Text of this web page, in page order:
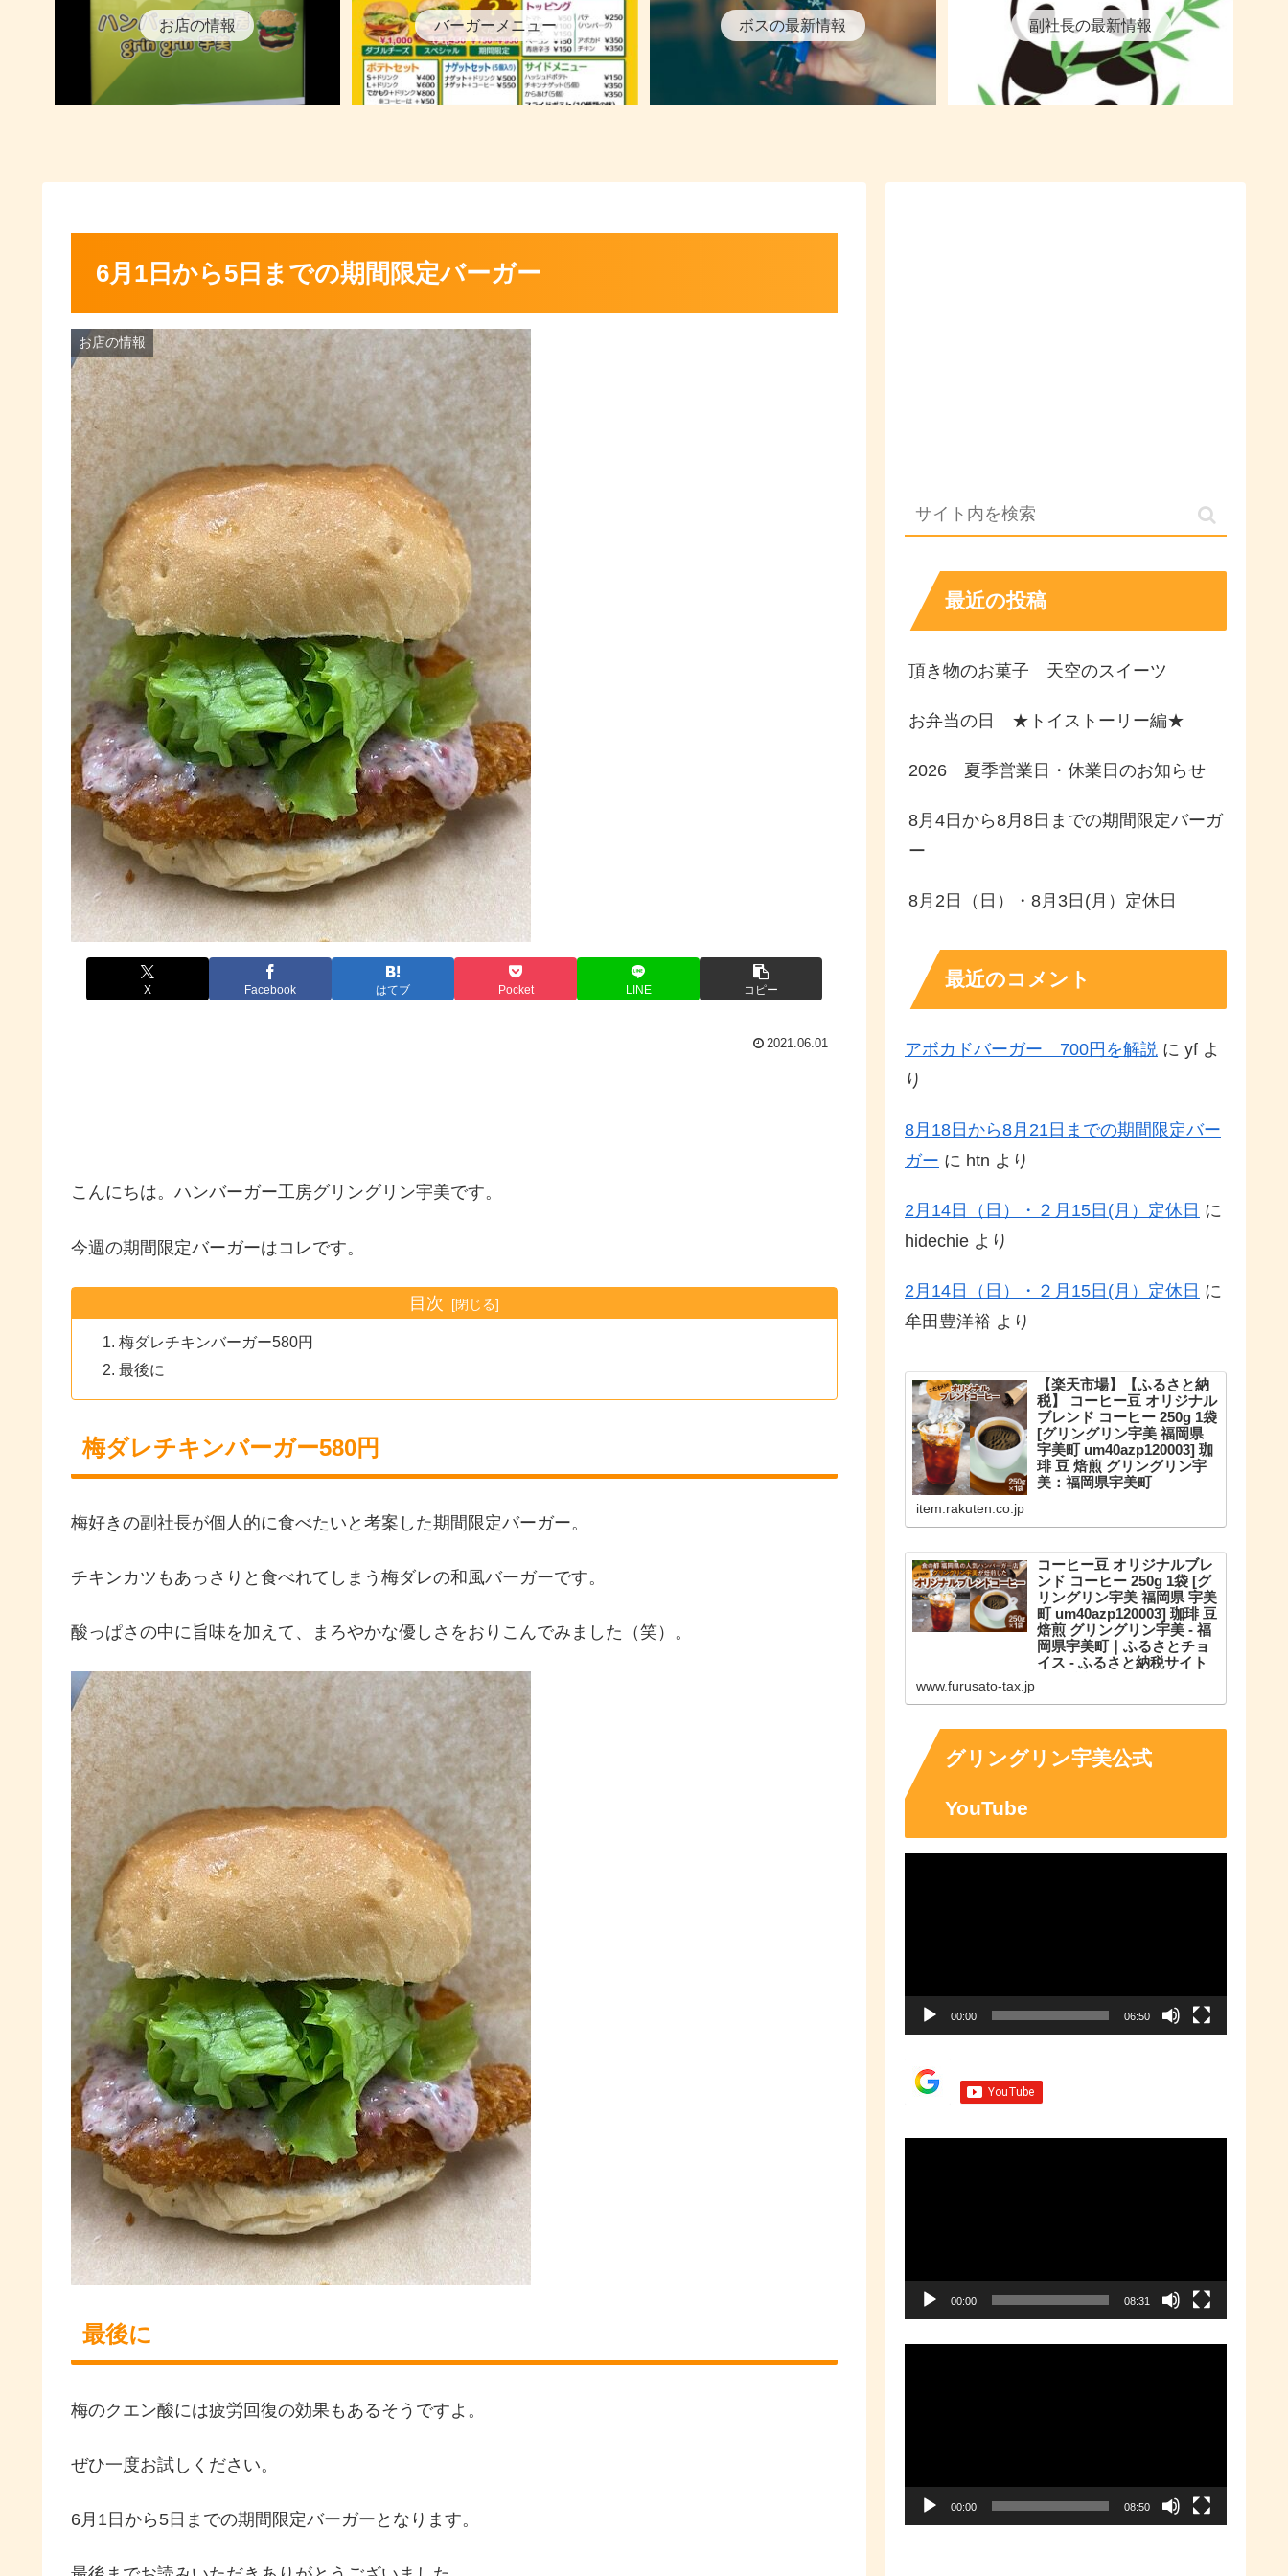
お店の情報 バーガーメニュー ボスの最新情報 副社長の最新情報
6月1日から5日までの期間限定バーガー
お店の情報
X Facebook はてブ Pocket LINE コピー
2021.06.01
こんにちは。ハンバーガー工房グリングリン宇美です。
今週の期間限定バーガーはコレです。
目次
梅ダレチキンバーガー580円
最後に
梅ダレチキンバーガー580円
梅好きの副社長が個人的に食べたいと考案した期間限定バーガー。
チキンカツもあっさりと食べれてしまう梅ダレの和風バーガーです。
酸っぱさの中に旨味を加えて、まろやかな優しさをおりこんでみました（笑）。
最後に
梅のクエン酸には疲労回復の効果もあるそうですよ。
ぜひ一度お試しください。
6月1日から5日までの期間限定バーガーとなります。
最近の投稿
頂き物のお菓子 天空のスイーツ
お弁当の日 ★トイストーリー編★
2026 夏季営業日・休業日のお知らせ
8月4日から8月8日までの期間限定バーガ
ー
8月2日（日）・8月3日(月）定休日
最近のコメント
アボカドバーガー 700円を解説 に yf よ
り
8月18日から8月21日までの期間限定バー
ガー に htn より
2月14日（日）・２月15日(月）定休日 に
hidechie より
2月14日（日）・２月15日(月）定休日 に
牟田豊洋裕 より
【楽天市場】【ふるさと納
税】 コーヒー豆 オリジナル
ブレンド コーヒー 250g 1袋
[グリングリン宇美 福岡県
宇美町 um40azp120003] 珈
琲 豆 焙煎 グリングリン宇
美：福岡県宇美町
ジナルブレンド コーヒー 250g 1袋
item.rakuten.co.jp
コーヒー豆 オリジナルブレ
ンド コーヒー 250g 1袋 [グ
リングリン宇美 福岡県 宇美
町 um40azp120003] 珈琲 豆
焙煎 グリングリン宇美 - 福
岡県宇美町｜ふるさとチョ
イス - ふるさと納税サイト
満載のふるさと納税No.1サイト
の魅力を知ったうえで、あなたが
応援したい地域に簡単・便利にふ
るさと納税で寄付ができます。
www.furusato-tax.jp
グリングリン宇美公式
YouTube
00:00 06:50
00:00 08:31
00:00 08:50